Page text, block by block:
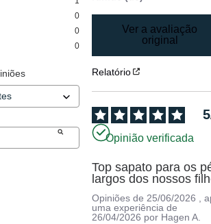
0
0
0
Ver a avaliação
original
Relatório
5
Opinião verificada
Top sapato para os
largos dos nossos
Opiniões de 25/06/2026
,
uma experiência de
26/04/2026 por Hagen A.